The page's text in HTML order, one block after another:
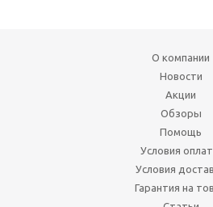
О компании
Новости
Акции
Обзоры
Помощь
Условия
Условия
Гарантия на